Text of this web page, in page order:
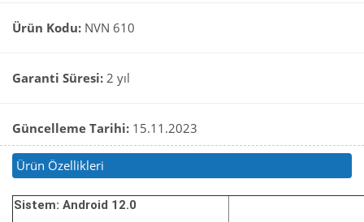
Ürün Kodu: NVN 610
Garanti Süresi: 2 yıl
Güncelleme Tarihi: 15.11.2023
Ürün Özellikleri
Sistem: Android 12.0